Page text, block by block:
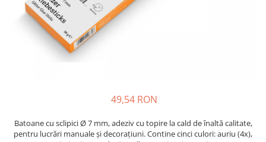
49,54 RON
Batoane cu sclipici Ø 7 mm, adeziv cu topire la cald de înaltă calitate,
pentru lucrări manuale și decorațiuni. Contine cinci culori: auriu (4x),